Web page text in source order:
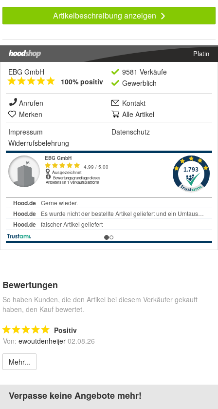
Artikelbeschreibung anzeigen
Platin
EBG GmbH
100% positiv
9581 Verkäufe
Gewerblich
Anrufen
Kontakt
Merken
Alle Artikel
Impressum
Datenschutz
Widerrufsbelehrung
Bewertungen
So haben Kunden, die den Artikel bei diesem Verkäufer gekauft
haben, den Kauf bewertet.
Positiv
Von: ewoutdenheijer 02.08.26
Mehr...
Verpasse keine Angebote mehr!